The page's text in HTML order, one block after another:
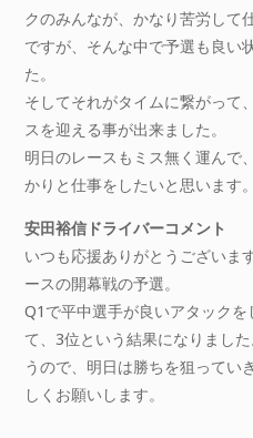
クのみんなが、かなり苦労して
ですが、そんな中で予選も良い
た。
そしてそれがタイムに繋がって
スを迎える事が出来ました。
明日のレースもミス無く運んで
かりと仕事をしたいと思います。
安田裕信ドライバーコメント
いつも応援ありがとうございま
ースの開幕戦の予選。
Q1で平中選手が良いアタック
て、3位という結果になりまし
うので、明日は勝ちを狙ってい
しくお願いします。